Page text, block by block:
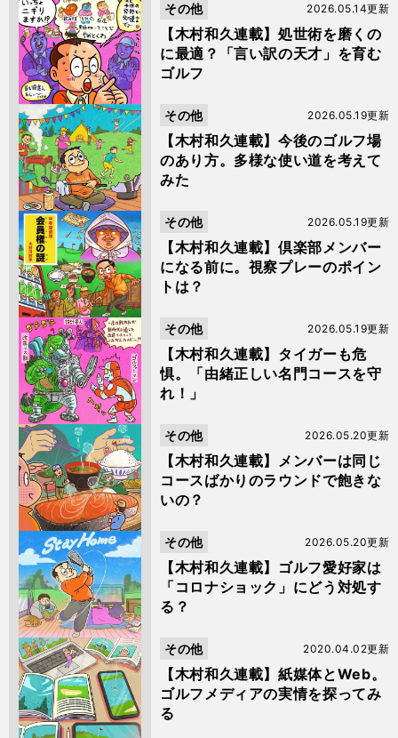
【木村和久連載】処世術を磨くの
に最適？「言い訳の天才」を育む
ゴルフ
2026.05.14更新
その他
【木村和久連載】今後のゴルフ場
のあり方。多様な使い道を考えて
みた
2026.05.19更新
その他
【木村和久連載】倶楽部メンバー
になる前に。視察プレーのポイン
トは？
2026.05.19更新
その他
【木村和久連載】タイガーも危
惧。「由緒正しい名門コースを守
れ！」
2026.05.19更新
その他
【木村和久連載】メンバーは同じ
コースばかりのラウンドで飽きな
いの？
2026.05.20更新
その他
【木村和久連載】ゴルフ愛好家は
「コロナショック」にどう対処す
る？
2026.05.20更新
その他
【木村和久連載】紙媒体とWeb。
ゴルフメディアの実情を探ってみ
る
2020.04.02更新
その他